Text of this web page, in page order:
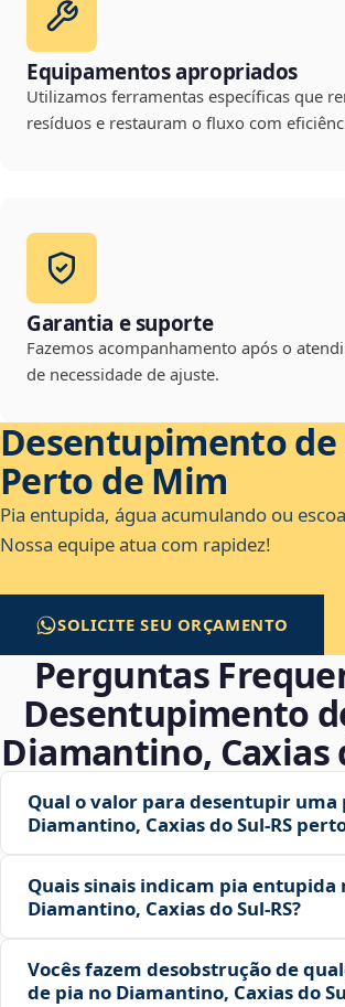
Equipamentos apropriados
Utilizamos ferramentas específicas que
resíduos e restauram o fluxo com
Garantia e suporte
Fazemos acompanhamento após o
de necessidade de ajuste.
Desentupimento de
Perto de Mim
Pia entupida, água acumulando ou
Nossa equipe atua com rapidez!
SOLICITE SEU ORÇAMENTO
Perguntas
Desentupimento
Diamantino, Caxias
Qual o valor para desentupir uma
Diamantino, Caxias do Sul‑RS
Quais sinais indicam pia entupida
Diamantino, Caxias do Sul‑RS?
Vocês fazem desobstrução de
de pia no Diamantino, Caxias do